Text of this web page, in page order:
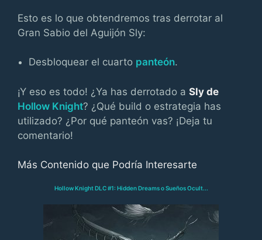
Esto es lo que obtendremos tras derrotar al
Gran Sabio del Aguijón Sly:
Desbloquear el cuarto panteón.
¡Y eso es todo! ¿Ya has derrotado a Sly de
Hollow Knight? ¿Qué build o estrategia has
utilizado? ¿Por qué panteón vas? ¡Deja tu
comentario!
Más Contenido que Podría Interesarte
Hollow Knight DLC #1: Hidden Dreams o Sueños Ocult...